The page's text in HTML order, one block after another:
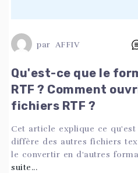
par AFFIV
Qu'est-ce que le
RTF ? Comment
fichiers RTF ?
Cet article explique ce
diffère des autres fichiers
le convertir en d'autres
suite...